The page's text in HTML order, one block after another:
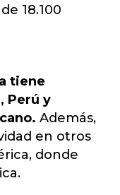
18.100
tiene
Perú y
Además,
en otros
donde